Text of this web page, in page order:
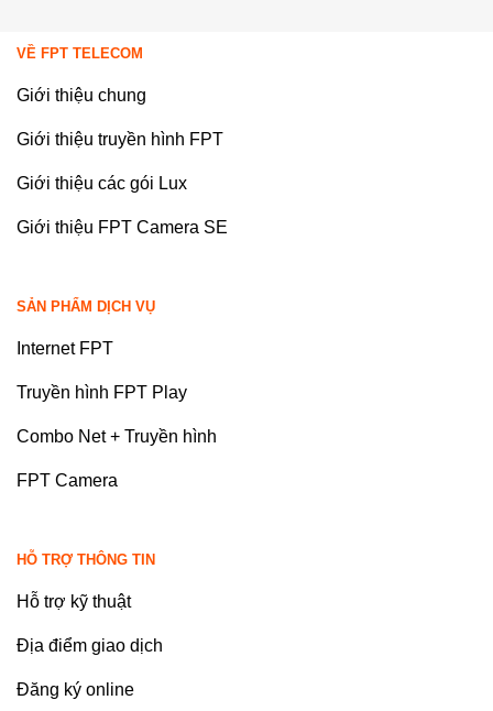
VỀ FPT TELECOM
Giới thiệu chung
Giới thiệu truyền hình FPT
Giới thiệu các gói Lux
Giới thiệu FPT Camera SE
SẢN PHẨM DỊCH VỤ
Internet FPT
Truyền hình FPT Play
Combo Net + Truyền hình
FPT Camera
HỖ TRỢ THÔNG TIN
Hỗ trợ kỹ thuật
Địa điểm giao dịch
Đăng ký online